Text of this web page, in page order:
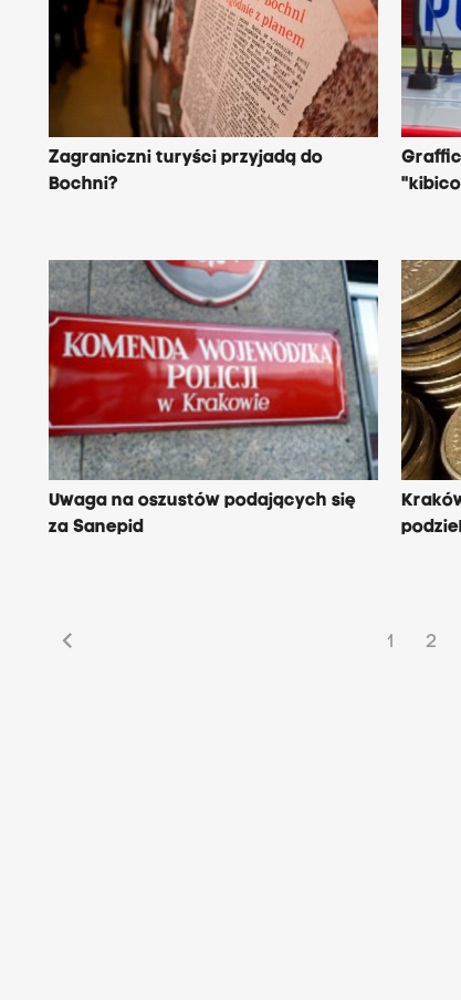
Zagraniczni turyści przyjadą do
Bochni?
Uwaga na oszustów podających się
za Sanepid
chevron_left 1 2